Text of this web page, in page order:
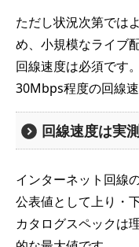
ただし状況次第では
め、小規模なライブ
回線速度は必須です
30Mbps程度の回線速
回線速度は実
インターネット回線
公表値として上り・
カタログスペックは